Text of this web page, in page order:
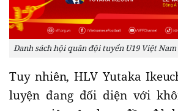
Danh sách hội quân đội tuyển U19 Việt
Tuy nhiên, HLV Yutaka
luyện đang đối diện với